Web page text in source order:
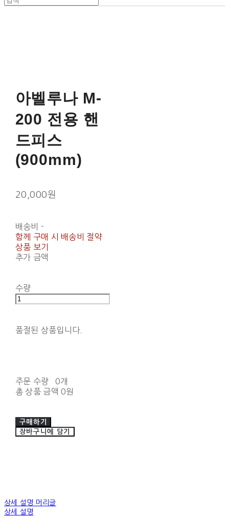
아벨루나 M-
200 전용 핸
드피스
(900mm)
20,000원
배송비 -
함께 구매 시 배송비 절약
상품 보기
추가 금액
수량
품절된 상품입니다.
주문 수량
0개
총 상품 금액 0원
구매하기
장바구니에 담기
상세 설명 머리글
상세 설명